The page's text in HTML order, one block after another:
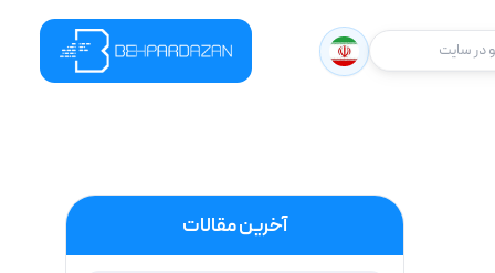
در سایت
آخرین مقالات